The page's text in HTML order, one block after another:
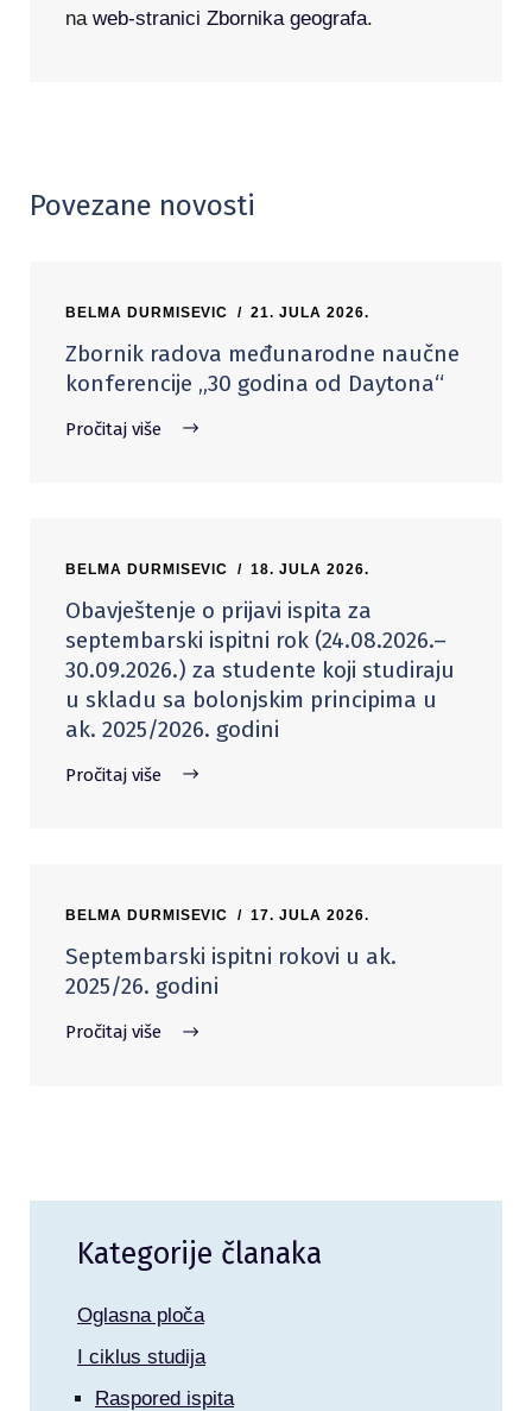
na web-stranici Zbornika geografa.
Povezane novosti
BELMA DURMISEVIC 21. JULA 2026.
Zbornik radova međunarodne naučne
konferencije „30 godina od Daytona“
Pročitaj više
BELMA DURMISEVIC 18. JULA 2026.
Obavještenje o prijavi ispita za
septembarski ispitni rok (24.08.2026.–
30.09.2026.) za studente koji studiraju
u skladu sa bolonjskim principima u
ak. 2025/2026. godini
Pročitaj više
BELMA DURMISEVIC 17. JULA 2026.
Septembarski ispitni rokovi u ak.
2025/26. godini
Pročitaj više
Kategorije članaka
Oglasna ploča
I ciklus studija
Raspored ispita